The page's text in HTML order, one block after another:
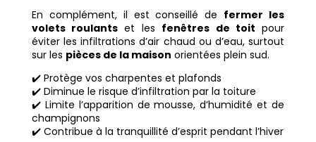
En complément, il est conseillé de fermer les
volets roulants et les fenêtres de toit pour
éviter les infiltrations d’air chaud ou d’eau, surtout
sur les pièces de la maison orientées plein sud.
✔️ Protège vos charpentes et plafonds
✔️ Diminue le risque d’infiltration par la toiture
✔️ Limite l’apparition de mousse, d’humidité et de
champignons
✔️ Contribue à la tranquillité d’esprit pendant l’hiver